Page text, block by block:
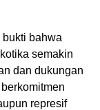
bahwa
semakin
dan dukungan
represif